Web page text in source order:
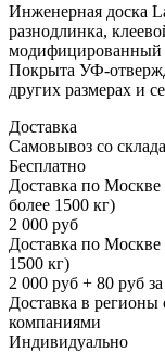
Инженерная доска
разнодлинка,
модифицированный
Покрыта УФ-
других размерах и
Доставка
Самовывоз со склада
Бесплатно
Доставка по
более 1500 кг)
2 000 руб
Доставка по
1500 кг)
2 000 руб + 80 руб
Доставка в регионы
компаниями
Индивидуально